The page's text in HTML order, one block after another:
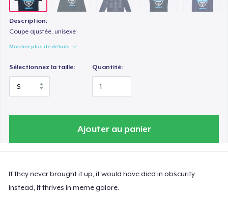
Description:
Coupe ajustée, unisexe
Montrer plus de détails
Sélectionnez la taille: Quantité:
Ajouter au panier
If they never brought it up, it would have died in obscurity.
Instead, it thrives in meme galore.